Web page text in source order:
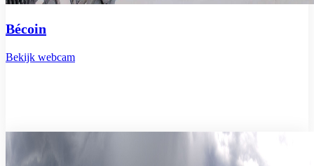
Bécoin
Bekijk webcam